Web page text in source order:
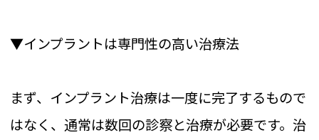
▼インプラントは専門性の高い治療法
まず、インプラント治療は一度に完了するもので
はなく、通常は数回の診察と治療が必要です。治